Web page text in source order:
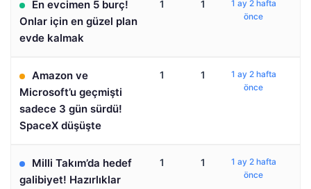
En evcimen 5 burç!
Onlar için en güzel plan
evde kalmak
1 1
1 ay 2 hafta
önce
Amazon ve
Microsoft’u geçmişti
sadece 3 gün sürdü!
SpaceX düşüşte
1 1
1 ay 2 hafta
önce
Milli Takım’da hedef
galibiyet! Hazırlıklar
1 1
1 ay 2 hafta
önce